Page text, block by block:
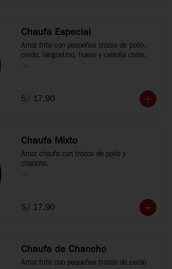
Chaufa Especial
Arroz frito con pequeños trozos de pollo,
cerdo, langostino, huevo y cebolla china.
S/ 17.90
Chaufa Mixto
Arroz chaufa con trozos de pollo y
chancho.
S/ 17.90
Chaufa de Chancho
Arroz frito con pequeños trozos de cerdo